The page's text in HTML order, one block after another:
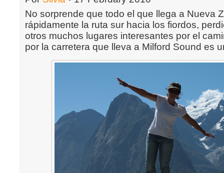
No sorprende que todo el que llega a Nueva
rápidamente la ruta sur hacia los fiordos,
otros muchos lugares interesantes por el
por la carretera que lleva a Milford Sound es